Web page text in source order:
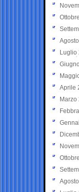
Luglio
Aprile
Marzo